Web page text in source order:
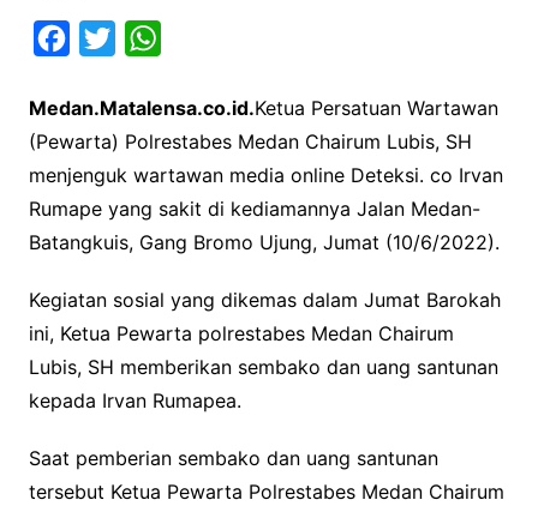
c
e
b
o
o
k
i
t
t
e
r
a
t
s
A
p
p
Medan.Matalensa.co.id.Ketua Persatuan Wartawan
(Pewarta) Polrestabes Medan Chairum Lubis, SH
menjenguk wartawan media online Deteksi. co Irvan
Rumape yang sakit di kediamannya Jalan Medan-
Batangkuis, Gang Bromo Ujung, Jumat (10/6/2022).
Kegiatan sosial yang dikemas dalam Jumat Barokah
ini, Ketua Pewarta polrestabes Medan Chairum
Lubis, SH memberikan sembako dan uang santunan
kepada Irvan Rumapea.
Saat pemberian sembako dan uang santunan
tersebut Ketua Pewarta Polrestabes Medan Chairum